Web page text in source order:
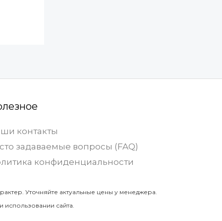
контакты
задаваемые вопросы (FAQ)
конфиденциальности
Уточняйте актуальные цены у менеджера.
сайта.